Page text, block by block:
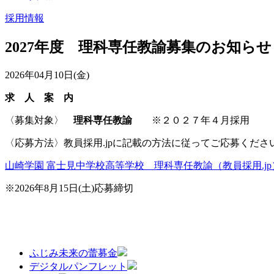
採用情報
2027年度 理科専任教諭募集のお知らせ
2026年04月10日(金)
求 人 案 内
〈募集対象〉 理科専任教諭※２０２７年４月採用
〈応募方法〉教員採用.jpに記載の方法に従ってご応募くださ
山崎学園 富士見中学校高等学校 理科専任教諭（教員採用.jp
※2026年8月15日(土)応募締切
ふじみ未来の蕾募金
デジタルパンフレット